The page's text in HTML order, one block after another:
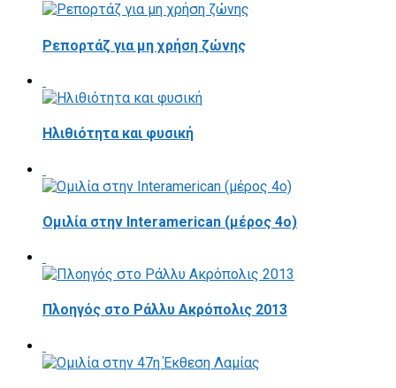
Ρεπορτάζ για μη χρήση ζώνης
Ηλιθιότητα και φυσική
Ομιλία στην Interamerican (μέρος 4ο)
Πλοηγός στο Ράλλυ Ακρόπολις 2013